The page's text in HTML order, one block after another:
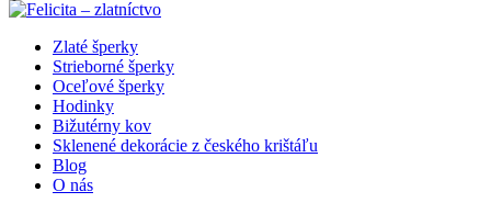
Zlaté šperky
Strieborné šperky
Oceľové šperky
Hodinky
Bižutérny kov
Sklenené dekorácie z českého krištáľu
Blog
O nás